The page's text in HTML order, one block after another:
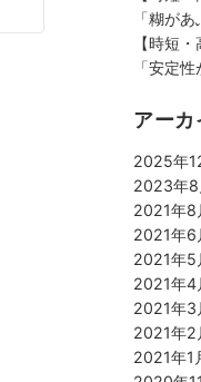
「糊が
【時短
「安定
アーカ
2025年
2023年8
2021年8
2021年6
2021年5
2021年4
2021年3
2021年2
2021年1